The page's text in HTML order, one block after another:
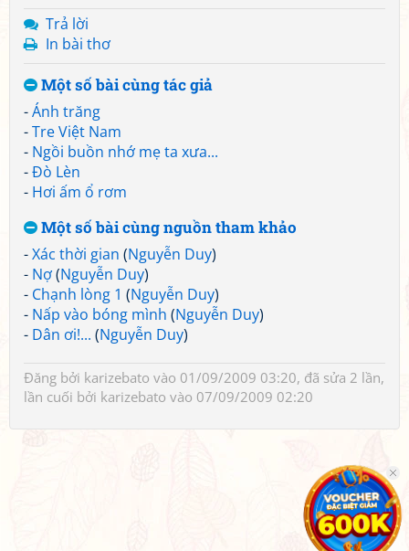
Trả lời
In bài thơ
Một số bài cùng tác giả
-Ánh trăng
-Tre Việt Nam
- Ngồi buồn nhớ mẹ ta xưa...
-Đò Lèn
- Hơi ấm ổ rơm
Một số bài cùng nguồn tham khảo
-Xác thời gian (Nguyễn Duy)
- Nợ(Nguyễn Duy)
- Chạnh lòng 1 (Nguyễn Duy)
- Nấp vào bóng mình (Nguyễn Duy)
- Dân ơi!... (Nguyễn Duy)
Đăng bởi karizebato vào 01/09/2009 03:20, đã sửa 2 lần,
lần cuối bởi karizebato vào 07/09/2009 02:20